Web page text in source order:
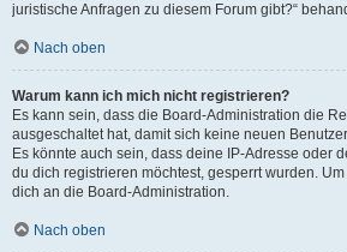
juristische Anfragen zu diesem Forum gibt?“
Nach oben
Warum kann ich mich nicht registrieren?
Es kann sein, dass die Board-Administration die
ausgeschaltet hat, damit sich keine neuen
Es könnte auch sein, dass deine IP-Adresse oder
du dich registrieren möchtest, gesperrt wurden.
dich an die Board-Administration.
Nach oben